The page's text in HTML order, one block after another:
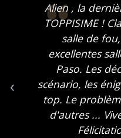
‹
Alien , la
TOPPISIME !
salle de
excellentes
Paso. Les
scénario, les
top. Le
d'autres ...